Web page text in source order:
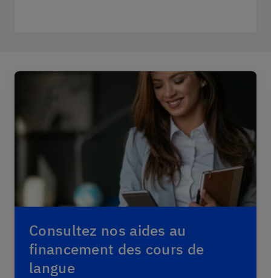
Consultez nos aides au
financement des cours de
langue